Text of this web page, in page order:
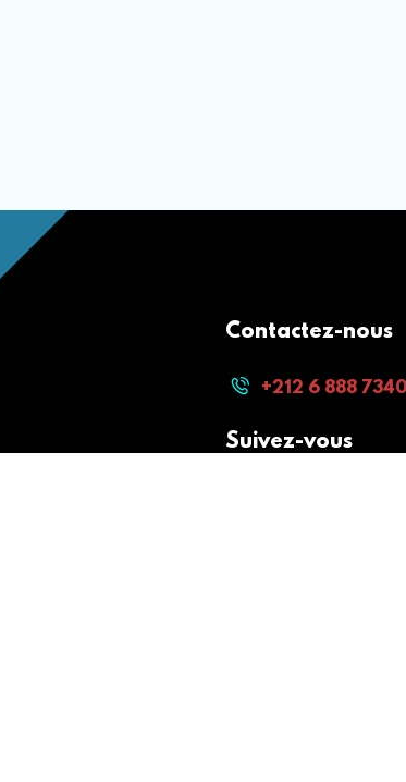
Contactez-nous
+212 6 888
Suivez-vous